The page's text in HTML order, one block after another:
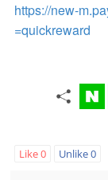
https://new-
=quickreward
Like0 Unlike0